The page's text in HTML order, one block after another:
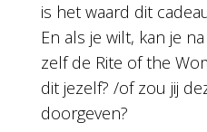
is het waard dit
En als je wilt, kan je
zelf de Rite of the
dit jezelf? /of zou jij
doorgeven?